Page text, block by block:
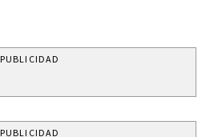
PUBLICIDAD
PUBLICIDAD